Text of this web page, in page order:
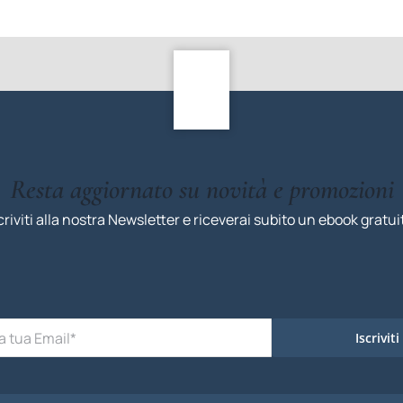
Resta aggiornato su novità e promozioni
alla nostra Newsletter e riceverai subito un ebook
Iscriviti